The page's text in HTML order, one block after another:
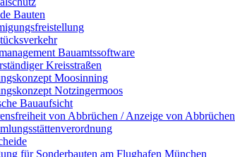
Bauten
Bauamtssoftware
Kreisstraßen
Moosinning
Notzingermoos
Bauaufsicht
von Abbrüchen / Anzeige von Abbrüchen
für Sonderbauten am Flughafen München